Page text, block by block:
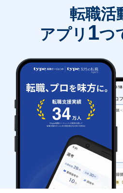
転職活
アプリ 1つ